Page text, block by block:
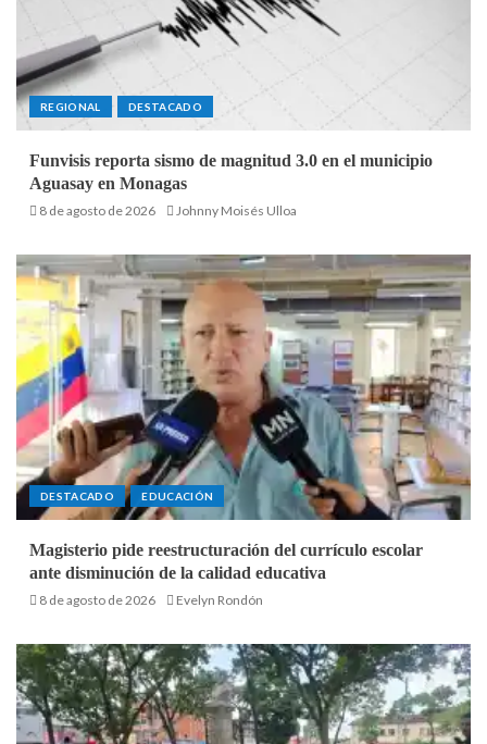
REGIONAL DESTACADO
Funvisis reporta sismo de magnitud 3.0 en el municipio
Aguasay en Monagas
8 de agosto de 2026 Johnny Moisés Ulloa
DESTACADO EDUCACIÓN
Magisterio pide reestructuración del currículo escolar
ante disminución de la calidad educativa
8 de agosto de 2026 Evelyn Rondón